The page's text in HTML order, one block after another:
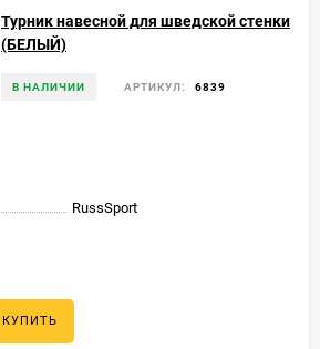
Турник навесной для шведской стенки
(БЕЛЫЙ)
В НАЛИЧИИ АРТИКУЛ: 6839
RussSport
КУПИТЬ